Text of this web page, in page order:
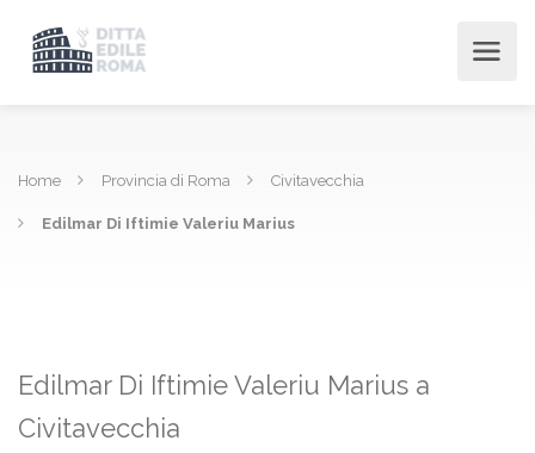
Home Provincia di Roma Civitavecchia
Edilmar Di Iftimie Valeriu Marius
Edilmar Di Iftimie Valeriu Marius a
Civitavecchia